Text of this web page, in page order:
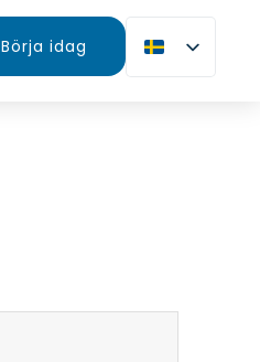
Börja idag